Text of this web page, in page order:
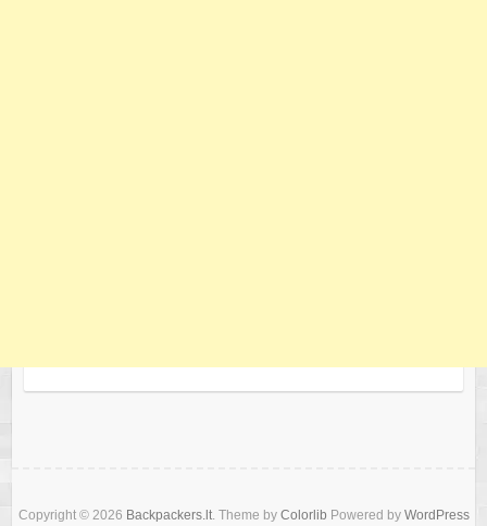
Copyright © 2026 Backpackers.lt. Theme by Colorlib Powered by WordPress